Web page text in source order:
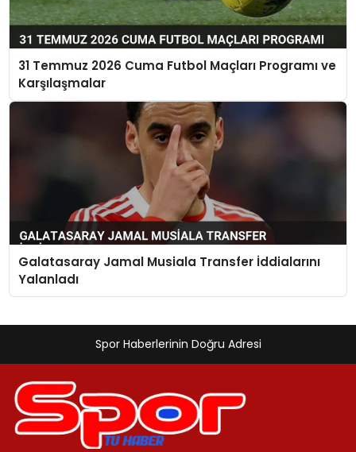
31 Temmuz 2026 Cuma Futbol Maçları Programı ve
Karşılaşmalar
Galatasaray Jamal Musiala Transfer İddialarını
Yalanladı
Spor Haberlerinin Doğru Adresi